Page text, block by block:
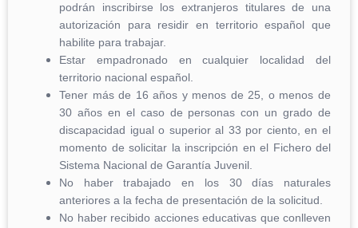
podrán inscribirse los extranjeros titulares de una
autorización para residir en territorio español que
habilite para trabajar.
Estar empadronado en cualquier localidad del
territorio nacional español.
Tener más de 16 años y menos de 25, o menos de
30 años en el caso de personas con un grado de
discapacidad igual o superior al 33 por ciento, en el
momento de solicitar la inscripción en el Fichero del
Sistema Nacional de Garantía Juvenil.
No haber trabajado en los 30 días naturales
anteriores a la fecha de presentación de la solicitud.
No haber recibido acciones educativas que conlleven